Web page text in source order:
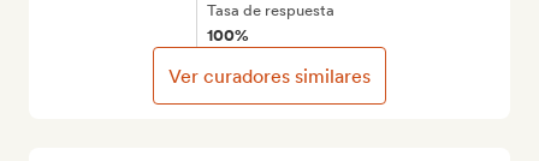
Tasa de respuesta
100%
Ver curadores similares